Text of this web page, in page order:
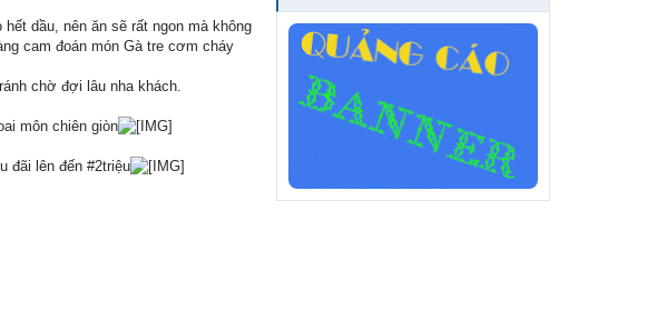
dầu, nên ăn sẽ rất ngon mà không
cam đoán món Gà tre cơm cháy
chờ đợi lâu nha khách.
môn chiên giòn
đãi lên đến #2triệu